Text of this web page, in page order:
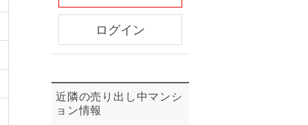
ログイン
近隣の売り出し中マンシ
ョン情報